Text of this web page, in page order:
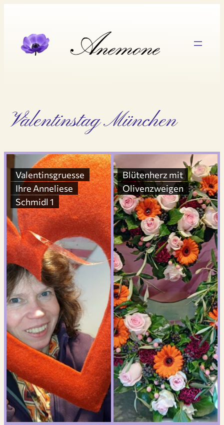
springen
Valentinstag München
Valentinsgruesse
Ihre Anneliese
Schmidl 1
Blütenherz mit
Olivenzweigen